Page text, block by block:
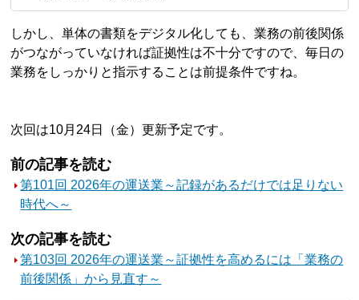
しかし、単体の書類をデジタル化しても、業務の前後関係
がつながっていなければ証拠性は不十分ですので、毎日の
業務をしっかりと指示することは前提条件ですね。
次回は10月24日（金）更新予定です。
前の記事を読む
第101回 2026年の運送業～記録があるだけでは足りない
時代へ～
次の記事を読む
第103回 2026年の運送業～証拠性を高めるには「業務の
前後関係」から見直す～